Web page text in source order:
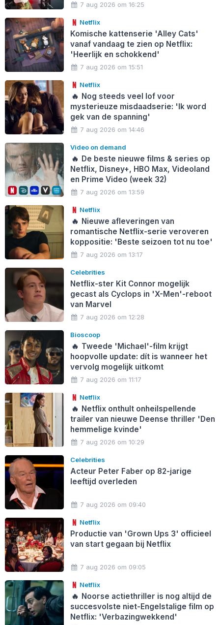
7 aug 2026 om 16:25
Netflix
Komische kattenserie 'Alley Cats'
vanaf vandaag te zien op Netflix:
'Heerlijk en schokkend'
7 aug 2026 om 15:51
Netflix
🔥 Nog steeds veel lof voor
mysterieuze misdaadserie: 'Ik word
gek van de spanning'
7 aug 2026 om 14:46
Video on demand
🔥 De beste nieuwe films & series op
Netflix, Disney+, HBO Max, Videoland
en Prime Video (week 32)
7 aug 2026 om 13:59
Netflix
🔥 Nieuwe afleveringen van
romantische Netflix-serie veroveren
koppositie: 'Beste seizoen tot nu toe'
7 aug 2026 om 13:17
Celebrities
Netflix-ster Kit Connor mogelijk
gecast als Cyclops in 'X-Men'-reboot
van Marvel
7 aug 2026 om 12:28
Bioscoop
🔥 Tweede 'Michael'-film krijgt
hoopvolle update: dít is wanneer het
vervolg mogelijk uitkomt
7 aug 2026 om 11:17
Netflix
🔥 Netflix onthult onheilspellende
trailer van nieuwe Deense thriller 'Den
hemmelige kvinde'
7 aug 2026 om 10:29
Celebrities
Acteur Peter Faber op 82-jarige
leeftijd overleden
7 aug 2026 om 09:40
Netflix
Productie van 'Grown Ups 3' officieel
van start gegaan bij Netflix
7 aug 2026 om 09:05
Netflix
🔥 Noorse actiethriller is nog altijd de
succesvolste niet-Engelstalige film op
Netflix: 'Verbazingwekkend'